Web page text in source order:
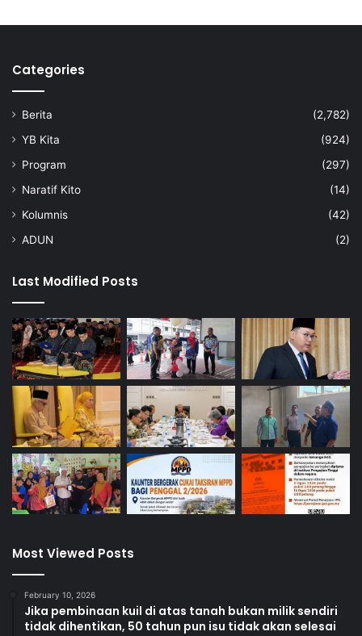
Categories
Berita
(2,782)
YB Kita
(924)
Program
(297)
Naratif Kito
(14)
Kolumnis
(42)
ADUN
(2)
Last Modified Posts
Most Viewed Posts
February 10, 2026
Jika pembinaan kuil di atas tanah bukan milik sendiri
tidak dihentikan, 50 tahun pun isu tidak akan selesai